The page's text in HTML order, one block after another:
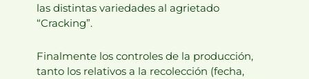
las distintas variedades al agrietado
“Cracking”.
Finalmente los controles de la producción,
tanto los relativos a la recolección (fecha,